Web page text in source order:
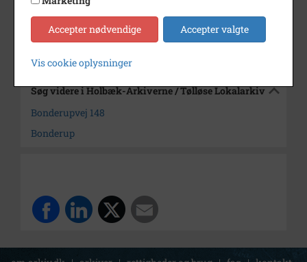
Arkiv
Lokalarkiv
Søg videre i Holbæk-Arkiverne / Tølløse Lokalarkiv
Bonderupvej 148
Bonderup
Accepter nødvendige Accepter valgte
Vis cookie oplysninger